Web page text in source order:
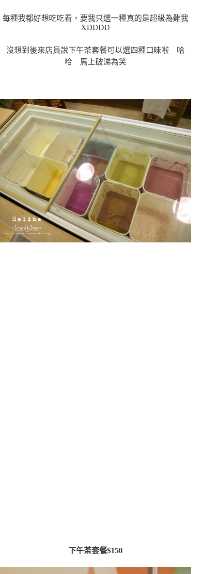
每種我都好想吃吃看，要我只選一種真的是超級為難我
XDDDD
沒想到後來店員說下午茶套餐可以選四種口味啦 哈
哈 馬上破涕為笑
下午茶套餐$150